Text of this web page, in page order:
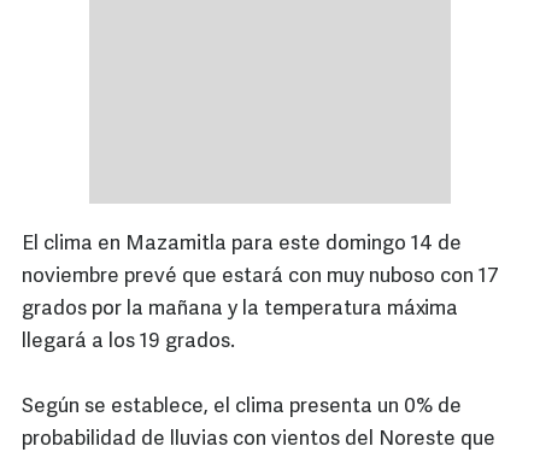
El clima en Mazamitla para este domingo 14 de
noviembre prevé que estará con muy nuboso con 17
grados por la mañana y la temperatura máxima
llegará a los 19 grados.
Según se establece, el clima presenta un 0% de
probabilidad de lluvias con vientos del Noreste que